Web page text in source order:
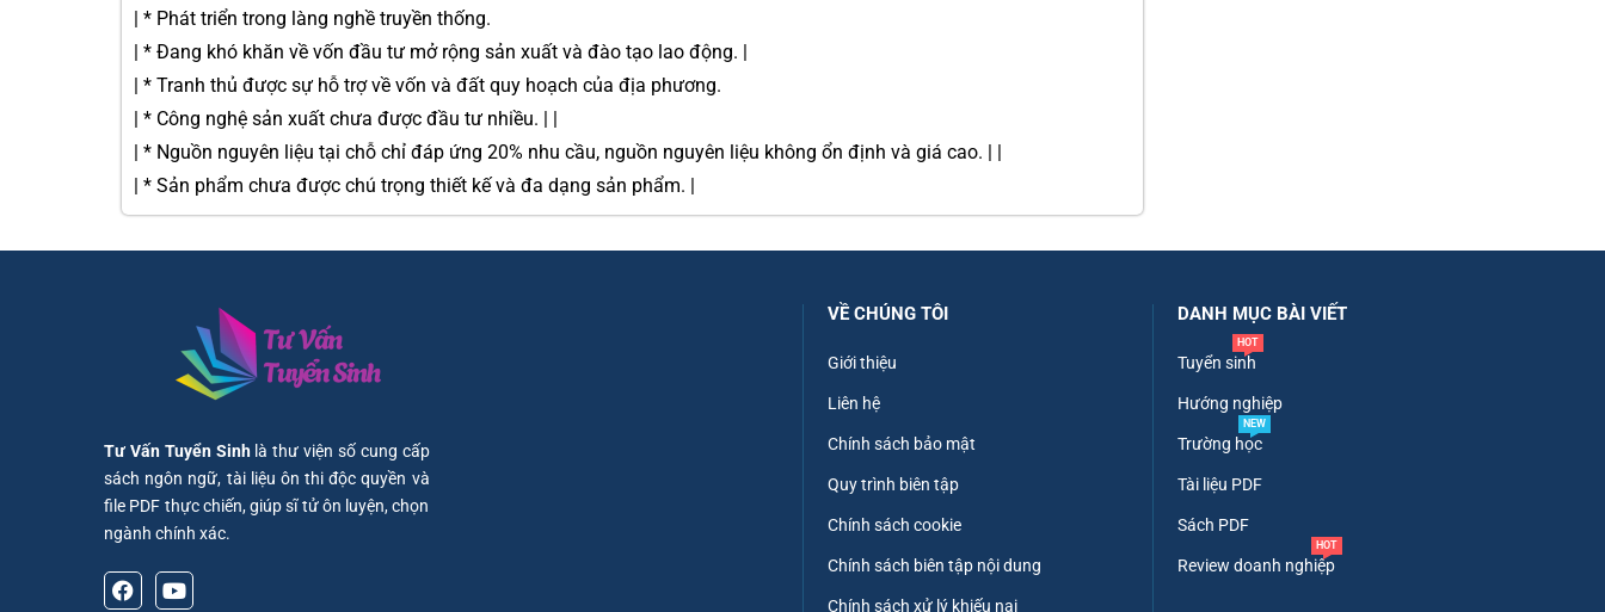
| * Phát triển trong làng nghề truyền thống.
| * Đang khó khăn về vốn đầu tư mở rộng sản xuất và đào tạo lao động. |
| * Tranh thủ được sự hỗ trợ về vốn và đất quy hoạch của địa phương.
| * Công nghệ sản xuất chưa được đầu tư nhiều. | |
| * Nguồn nguyên liệu tại chỗ chỉ đáp ứng 20% nhu cầu, nguồn nguyên liệu không ổn định và giá cao. | |
| * Sản phẩm chưa được chú trọng thiết kế và đa dạng sản phẩm. |
Tư Vấn Tuyển Sinhlà thư viện số cung cấp
sách ngôn ngữ, tài liệu ôn thi độc quyền và
file PDF thực chiến, giúp sĩ tử ôn luyện, chọn
ngành chính xác.
VỀ CHÚNG TÔI
Giới thiệu
Liên hệ
Chính sách bảo mật
Quy trình biên tập
Chính sách cookie
Chính sách biên tập nội dung
Chính sách xử lý khiếu nại
DANH MỤC BÀI VIẾT
Tuyển sinh
HOT
Hướng nghiệp
Trường học
NEW
Tài liệu PDF
Sách PDF
Review doanh nghiệp
HOT